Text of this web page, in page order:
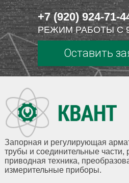
+7 (920) 924-71-
РЕЖИМ РАБОТЫ С
Оставить
Запорная и регулирующая
трубы и соединительные части,
приводная техника,
измерительные приборы.